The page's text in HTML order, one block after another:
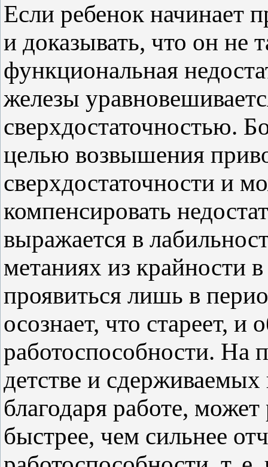
Если ребенок начинает
и доказывать, что он не
функциональная
железы
сверхдостаточностью.
целью возвышения
сверхдостаточности и
компенсировать
выражается в
метаниях из крайности
проявиться лишь в
осознает, что стареет,
работоспособности. На
детстве и сдерживаемых
благодаря работе,
быстрее, чем сильнее